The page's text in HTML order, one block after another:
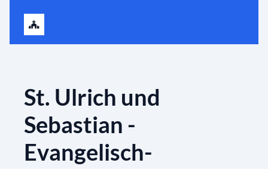
St. Ulrich und
Sebastian -
Evangelisch-